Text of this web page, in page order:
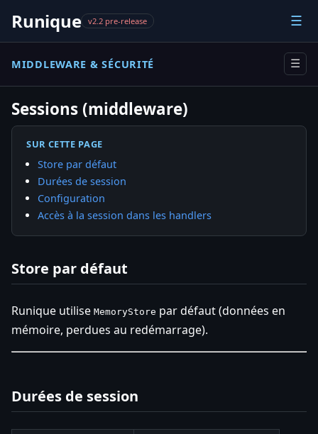
Runique v2.2 pre-release ☰
MIDDLEWARE & SÉCURITÉ ☰
Sessions (middleware)
SUR CETTE PAGE
Store par défaut
Durées de session
Configuration
Accès à la session dans les handlers
Store par défaut
Runique utilise MemoryStore par défaut (données en
mémoire, perdues au redémarrage).
Durées de session